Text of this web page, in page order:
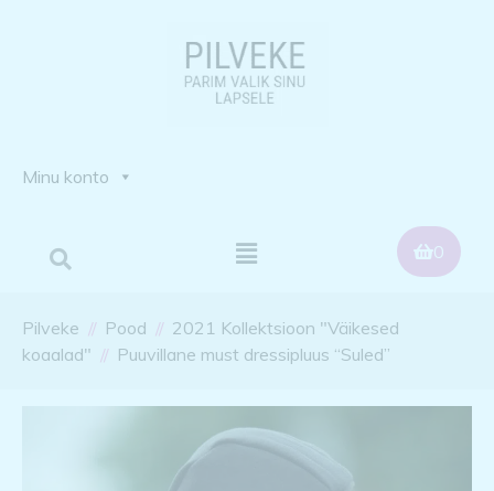
Minu konto
0
Pilveke Pood
2021 Kollektsioon "Väikesed
koaalad"
Puuvillane must dressipluus “Suled”